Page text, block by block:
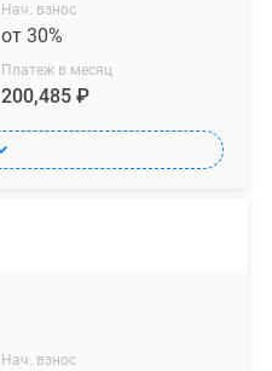
Нач. взнос
от 30%
Платеж в месяц
200,485 ₽
Нач. взнос